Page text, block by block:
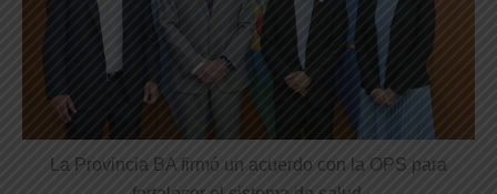
La Provincia BA firmó un acuerdo con la OPS para